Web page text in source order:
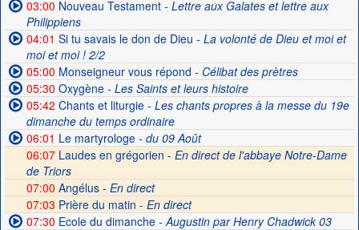
03:00 Nouveau Testament- Lettre aux Galates et lettre aux
Philippiens
04:01 Si tu savais le don de Dieu - La volonté de Dieu et moi et
moi et moi ! 2/2
05:00 Monseigneur vous répond - Célibat des prètres
05:30 Oxygène- Les Saints et leurs histoire
05:42 Chants et liturgie- Les chants propres à la messe du 19e
dimanche du temps ordinaire
06:01 Le martyrologe- du 09 Août
06:07Laudes en grégorien - En direct de l'abbaye Notre-Dame
de Triors
07:00 Angélus - En direct
07:03 Prière du matin - En direct
07:30 Ecole du dimanche- Augustin par Henry Chadwick 03